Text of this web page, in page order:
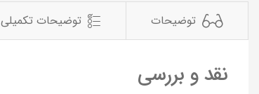
توضیحات توضیحات تکمیلی
نقد و بررسی